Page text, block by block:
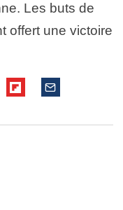
Les buts de
offert une victoire